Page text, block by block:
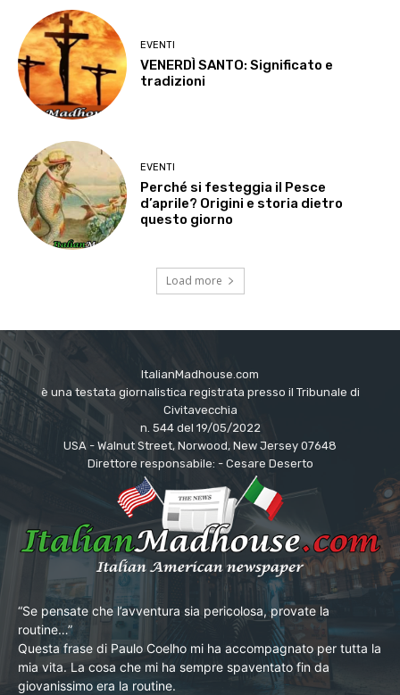
EVENTI
VENERDÌ SANTO: Significato e
tradizioni
EVENTI
Perché si festeggia il Pesce
d’aprile? Origini e storia dietro
questo giorno
Load more
ItalianMadhouse.com
è una testata giornalistica registrata presso il Tribunale di
Civitavecchia
n. 544 del 19/05/2022
USA - Walnut Street, Norwood, New Jersey 07648
Direttore responsabile: - Cesare Deserto
“Se pensate che l’avventura sia pericolosa, provate la
routine…”
Questa frase di Paulo Coelho mi ha accompagnato per tutta la
mia vita. La cosa che mi ha sempre spaventato fin da
giovanissimo era la routine.